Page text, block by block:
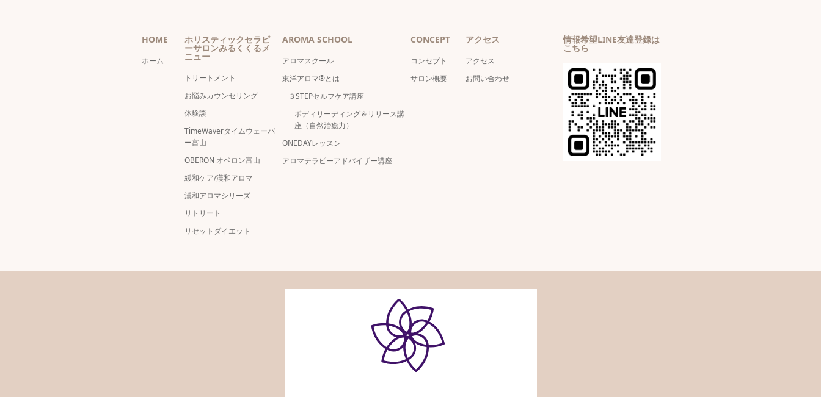
HOME
ホーム
ホリスティックセラピ
ーサロンみるくくるメ
ニュー
トリートメント
お悩みカウンセリング
体験談
TimeWaverタイムウェーバ
ー富山
OBERON オベロン富山
緩和ケア/漢和アロマ
漢和アロマシリーズ
リトリート
リセットダイエット
AROMA SCHOOL
アロマスクール
東洋アロマ®とは
３STEPセルフケア講座
ボディリーディング＆リリース講
座（自然治癒力）
ONEDAYレッスン
アロマテラピーアドバイザー講座
CONCEPT
コンセプト
サロン概要
アクセス
アクセス
お問い合わせ
情報希望LINE友達登録は
こちら